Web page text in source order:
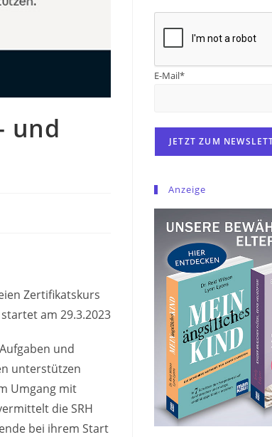
und
Zertifikatskurs
am 29.3.2023
und
unterstützen
Umgang mit
die SRH
bei ihrem Start
E-Mail*
Anzeige